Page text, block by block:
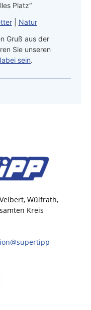
Platz“
| Natur
Gruß aus der
Sie unseren
sein.
Wülfrath,
Kreis